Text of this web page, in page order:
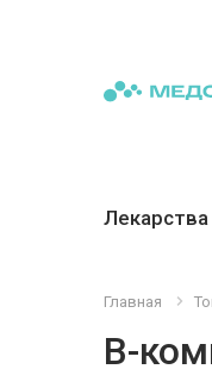
Главная
В-